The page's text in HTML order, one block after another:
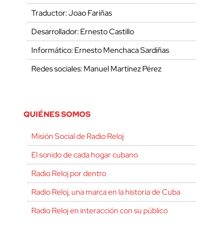
Traductor: Joao Fariñas
Desarrollador: Ernesto Castillo
Informático: Ernesto Menchaca Sardiñas
Redes sociales: Manuel Martínez Pérez
QUIÉNES SOMOS
Misión Social de Radio Reloj
El sonido de cada hogar cubano
Radio Reloj por dentro
Radio Reloj, una marca en la historia de Cuba
Radio Reloj en interacción con su público